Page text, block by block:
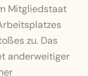
Mitgliedstaat
zu. Das
anderweitiger